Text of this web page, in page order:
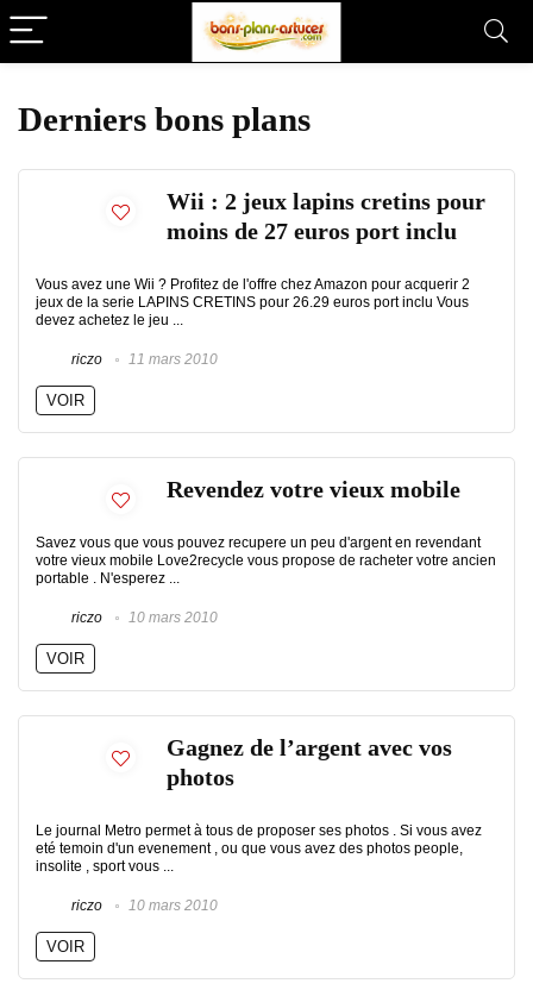
Derniers bons plans
Wii : 2 jeux lapins cretins pour
moins de 27 euros port inclu
Vous avez une Wii ? Profitez de l'offre chez Amazon pour acquerir 2
jeux de la serie LAPINS CRETINS pour 26.29 euros port inclu Vous
devez achetez le jeu ...
riczo 11 mars 2010
VOIR
Revendez votre vieux mobile
Savez vous que vous pouvez recupere un peu d'argent en revendant
votre vieux mobile Love2recycle vous propose de racheter votre ancien
portable . N'esperez ...
riczo 10 mars 2010
VOIR
Gagnez de l’argent avec vos
photos
Le journal Metro permet à tous de proposer ses photos . Si vous avez
eté temoin d'un evenement , ou que vous avez des photos people,
insolite , sport vous ...
riczo 10 mars 2010
VOIR